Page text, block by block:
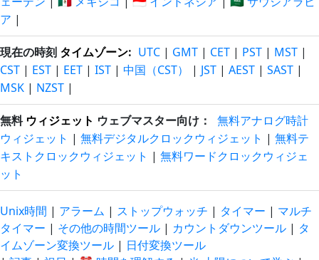
ア |
現在の時刻 タイムゾーン: UTC | GMT | CET | PST | MST |
CST | EST | EET | IST | 中国（CST） | JST | AEST | SAST |
MSK | NZST |
無料 ウィジェット ウェブマスター向け：
無料アナログ時計
ウィジェット | 無料デジタルクロックウィジェット | 無料テ
キストクロックウィジェット | 無料ワードクロックウィジェ
ット
Unix時間 | アラーム | ストップウォッチ | タイマー | マルチ
タイマー | その他の時間ツール | カウントダウンツール | タ
イムゾーン変換ツール | 日付変換ツール